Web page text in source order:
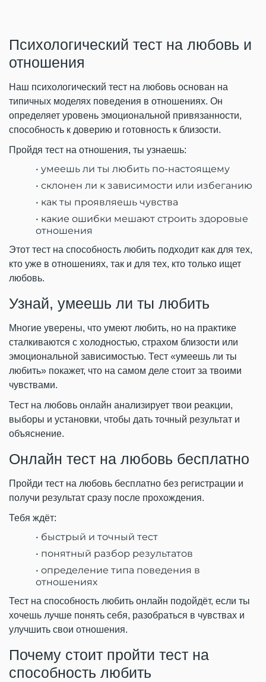
Психологический тест на любовь и
отношения
Наш психологический тест на любовь основан на
типичных моделях поведения в отношениях. Он
определяет уровень эмоциональной привязанности,
способность к доверию и готовность к близости.
Пройдя тест на отношения, ты узнаешь:
умеешь ли ты любить по-настоящему
склонен ли к зависимости или избеганию
как ты проявляешь чувства
какие ошибки мешают строить здоровые
отношения
Этот тест на способность любить подходит как для тех,
кто уже в отношениях, так и для тех, кто только ищет
любовь.
Узнай, умеешь ли ты любить
Многие уверены, что умеют любить, но на практике
сталкиваются с холодностью, страхом близости или
эмоциональной зависимостью. Тест «умеешь ли ты
любить» покажет, что на самом деле стоит за твоими
чувствами.
Тест на любовь онлайн анализирует твои реакции,
выборы и установки, чтобы дать точный результат и
объяснение.
Онлайн тест на любовь бесплатно
Пройди тест на любовь бесплатно без регистрации и
получи результат сразу после прохождения.
Тебя ждёт:
быстрый и точный тест
понятный разбор результатов
определение типа поведения в
отношениях
Тест на способность любить онлайн подойдёт, если ты
хочешь лучше понять себя, разобраться в чувствах и
улучшить свои отношения.
Почему стоит пройти тест на
способность любить